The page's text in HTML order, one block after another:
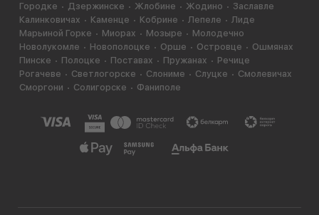
Городке
Дзержинске Жлобине Жодино
Заславле
Калинковичах
Каменце Кобрине Лепеле
Лиде
Марьиной Горке
Миорах Мозыре
Молодечно
Новолукомле
Новополоцке Орше Островце
Ошмянах
Пинске
Полоцке Поставах Пружанах
Речице
Рогачеве
Светлогорске Слониме Слуцке
Смолевичах
Сморгони
Солигорске Фаниполе